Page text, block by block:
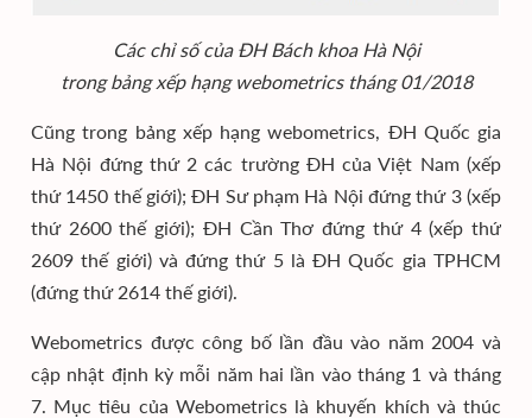
Các chỉ số của ĐH Bách khoa Hà Nội
trong bảng xếp hạng webometrics tháng 01/2018
Cũng trong bảng xếp hạng webometrics, ĐH Quốc gia
Hà Nội đứng thứ 2 các trường ĐH của Việt Nam (xếp
thứ 1450 thế giới); ĐH Sư phạm Hà Nội đứng thứ 3 (xếp
thứ 2600 thế giới); ĐH Cần Thơ đứng thứ 4 (xếp thứ
2609 thế giới) và đứng thứ 5 là ĐH Quốc gia TPHCM
(đứng thứ 2614 thế giới).
Webometrics được công bố lần đầu vào năm 2004 và
cập nhật định kỳ mỗi năm hai lần vào tháng 1 và tháng
7. Mục tiêu của Webometrics là khuyến khích và thúc